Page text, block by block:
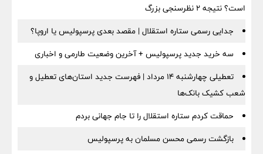
است؟ نتیجه ۲ نظرسنجی بزرگ
جدایی رسمی ستاره استقلال | مقصد بعدی پرسپولیس یا اروپا؟
سه خرید جدید پرسپولیس + آخرین وضعیت طارمی و اخباری
تعطیلی چهارشنبه ۱۴ مرداد | فهرست جدید استان‌های تعطیل و
شعب کشیک بانک‌ها
حماقت کردم ستاره استقلال را تا جام جهانی بردم
بازگشت رسمی محسن مسلمان به پرسپولیس